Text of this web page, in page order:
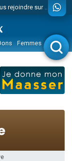
3 personnes viennent de nous rejoindre sur WhatsApp
de vacances aux Orphelins
dans un appartement insalubre
2 personnes viennent de nous rejoindre sur WhatsApp
13 personnes viennent de demander une bénédiction
Sauvez la jambe de Yohan
en groupe sur Zoom
Torah-Box Music
Femmes Enfants